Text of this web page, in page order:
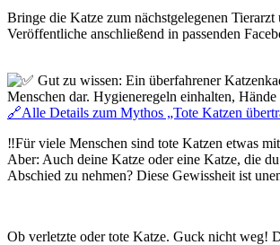
Bringe die Katze zum nächstgelegenen
Veröffentliche anschließend in passenden
Gut zu wissen: Ein überfahrener
Menschen dar. Hygieneregeln einhalten,
🔗Alle Details zum Mythos „Tote Katzen
‼️Für viele Menschen sind tote Katzen etwas
Aber: Auch deine Katze oder eine Katze, die
Abschied zu nehmen? Diese Gewissheit ist
Ob verletzte oder tote Katze. Guck nicht weg!